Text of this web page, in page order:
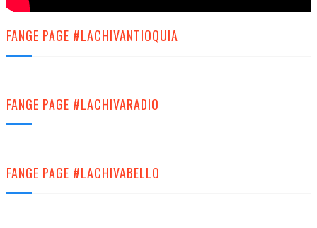
FANGE PAGE #LACHIVANTIOQUIA
FANGE PAGE #LACHIVARADIO
FANGE PAGE #LACHIVABELLO